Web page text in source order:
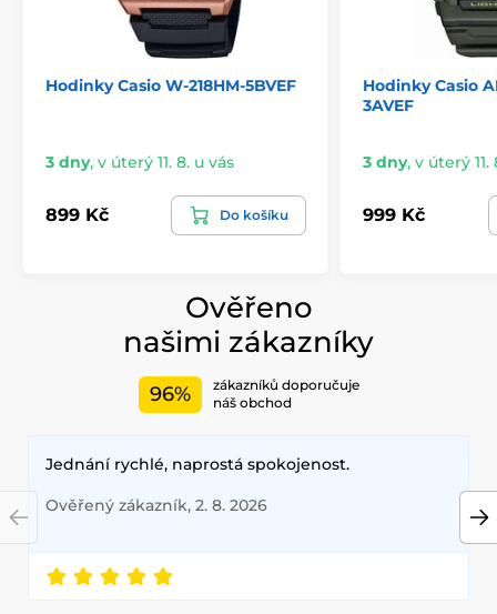
Hodinky Casio W-218HM-5BVEF
3 dny, v úterý 11. 8. u vás
899 Kč Do košíku
Hodinky Casio
3AVEF
3 dny, v úterý 11.
999 Kč
Ověřeno
našimi zákazníky
96%
zákazníků doporučuje
náš obchod
Jednání rychlé, naprostá spokojenost.
Ověřený zákazník, 2. 8. 2026